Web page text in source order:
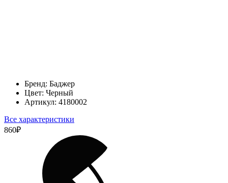
Бренд: Баджер
Цвет: Черный
Артикул: 4180002
Все характеристики
860₽